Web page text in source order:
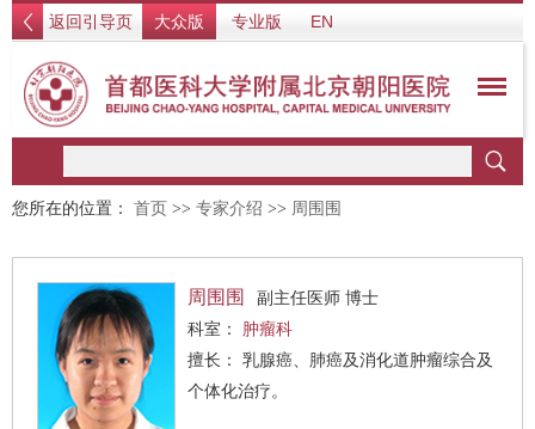
返回引导页 大众版 专业版 EN
您所在的位置： 首页 >> 专家介绍 >> 周围围
周围围
副主任医师 博士
科室： 肿瘤科
擅长： 乳腺癌、肺癌及消化道肿瘤综合及
个体化治疗。